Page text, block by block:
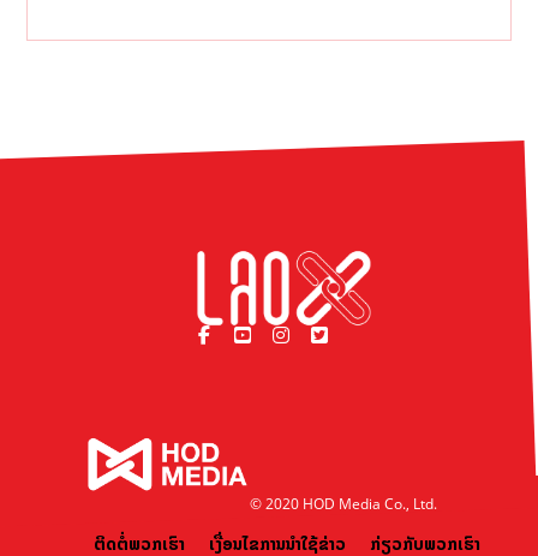
© 2020 HOD Media Co., Ltd.
ຕິດຕໍ່ພວກເຮົາ ເງື່ອນໄຂການນຳໃຊ້ຂ່າວ ກ່ຽວກັບພວກເຮົາ